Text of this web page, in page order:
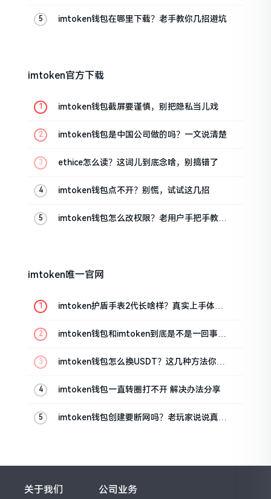
imtoken钱包在哪里下载？老手教你几招避坑
imtoken官方下载
imtoken钱包截屏要谨慎，别把隐私当儿戏
imtoken钱包是中国公司做的吗？一文说清楚
ethice怎么读？这词儿到底念啥，别搞错了
imtoken钱包点不开？别慌，试试这几招
imtoken钱包怎么改权限？老用户手把手教你
imtoken唯一官网
imtoken护盾手表2代长啥样？真实上手体验
imtoken钱包和imtoken到底是不是一回事？
imtoken钱包怎么换USDT？这几种方法你得
imtoken钱包一直转圈打不开 解决办法分享
imtoken钱包创建要断网吗？老玩家说说真实
关于我们 公司业务